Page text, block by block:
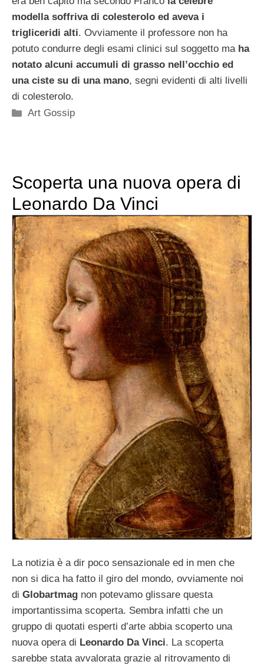
modella soffriva di colesterolo ed aveva i
trigliceridi alti. Ovviamente il professore non ha
potuto condurre degli esami clinici sul soggetto maha
notato alcuni accumuli di grasso nell’occhio ed
una ciste su di una mano, segni evidenti di alti livelli
di colesterolo.
Categorie
Art Gossip
Scoperta una nuova opera di
Leonardo Da Vinci
La notizia è a dir poco sensazionale ed in men che
non si dica ha fatto il giro del mondo, ovviamente noi
di Globartmag non potevamo glissare questa
importantissima scoperta. Sembra infatti che un
gruppo di quotati esperti d’arte abbia scoperto una
nuova opera di Leonardo Da Vinci. La scoperta
sarebbe stata avvalorata grazie al ritrovamento di